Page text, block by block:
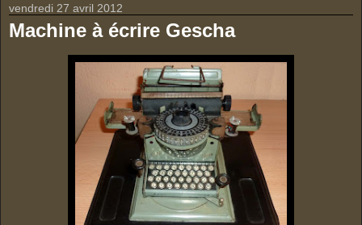
vendredi 27 avril 2012
Machine à écrire Gescha